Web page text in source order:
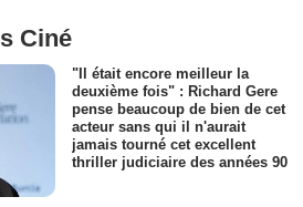
Ciné
"Il était encore meilleur la
deuxième fois" : Richard Gere
pense beaucoup de bien de cet
acteur sans qui il n'aurait
jamais tourné cet excellent
thriller judiciaire des années 90